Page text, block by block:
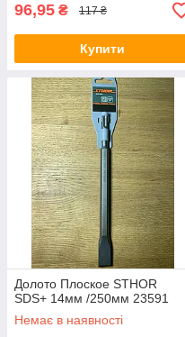
96,95 ₴ 117 ₴
Купити
Долото Плоское STHOR
SDS+ 14мм /250мм 23591
Немає в наявності